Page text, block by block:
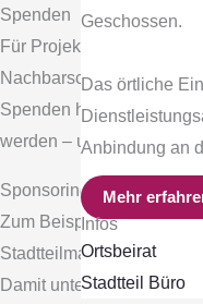
Geschossen.
Das örtliche
Anbindung an
Mehr
Infos
Ortsbeirat
Stadtteil Büro
Spenden
Für Projekte im Bereich
Nachbarschaft, Umwelt
Spenden helfen dort, wo
werden – unkompliziert
Sponsoring & Anzeigen
Zum Beispiel Anzeigen in
Stadtteilmagazin.
Damit unterstützen Sie